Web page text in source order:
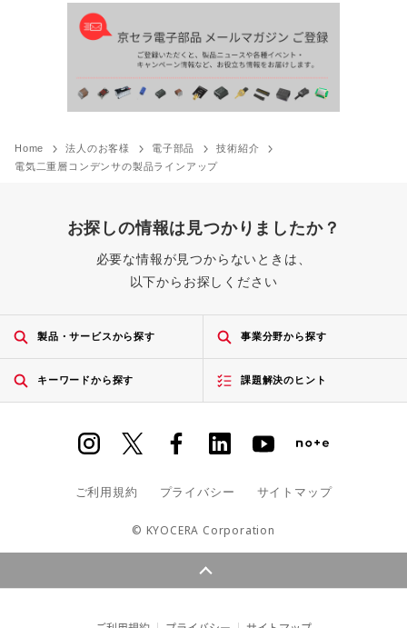
Home 法人のお客様 電子部品
技術紹介
電気二重層コンデンサの製品ラインアップ
お探しの情報は見つかりましたか？
必要な情報が見つからないときは、
以下からお探しください
製品・サービスから探す 事業分野から探す
キーワードから探す 課題解決のヒント
ご利用規約 プライバシー サイトマップ
© KYOCERA Corporation